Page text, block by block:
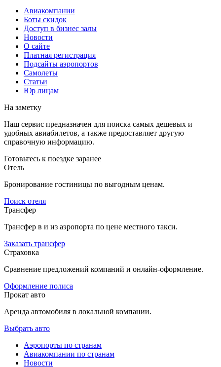
Авиакомпании
Боты скидок
Доступ в бизнес залы
Новости
О сайте
Платная регистрация
Подсайты аэропортов
Самолеты
Статьи
Юр лицам
На заметку
Наш сервис предназначен для поиска самых дешевых и
удобных авиабилетов, а также предоставляет другую
справочную информацию.
Готовьтесь к поездке заранее
Отель
Бронирование гостиницы по выгодным ценам.
Поиск отеля
Трансфер
Трансфер в и из аэропорта по цене местного такси.
Заказать трансфер
Страховка
Сравнение предложений компаний и онлайн-оформление.
Оформление полиса
Прокат авто
Аренда автомобиля в локальной компании.
Выбрать авто
Аэропорты по странам
Авиакомпании по странам
Новости